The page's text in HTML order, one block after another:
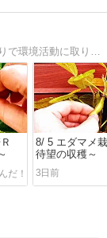
8/ 5 エダマメ
待望の収穫～
3日前